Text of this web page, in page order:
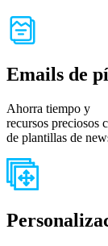
Emails de
Ahorra tiempo y
recursos preciosos
de plantillas de